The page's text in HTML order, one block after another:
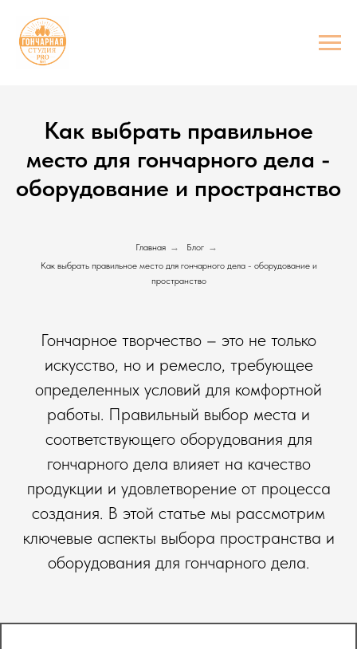
Как выбрать правильное
место для гончарного дела -
оборудование и пространство
Главная → Блог →
Как выбрать правильное место для гончарного дела - оборудование и
пространство
Гончарное творчество – это не только
искусство, но и ремесло, требующее
определенных условий для комфортной
работы. Правильный выбор места и
соответствующего оборудования для
гончарного дела влияет на качество
продукции и удовлетворение от процесса
создания. В этой статье мы рассмотрим
ключевые аспекты выбора пространства и
оборудования для гончарного дела.